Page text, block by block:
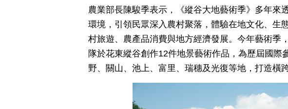
農業部長陳駿季表示，《縱谷大地藝術季》多年來
環境，引領民眾深入農村聚落，體驗在地文化、生
村旅遊、農產品消費與地方經濟發展。今年藝術季
隊於花東縱谷創作12件地景藝術作品，為歷屆國際
野、關山、池上、富里、瑞穗及光復等地，打造橫